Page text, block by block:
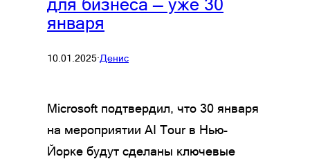
для бизнеса — уже 30
января
10.01.2025·Денис
Microsoft подтвердил, что 30 января
на мероприятии AI Tour в Нью-
Йорке будут сделаны ключевые